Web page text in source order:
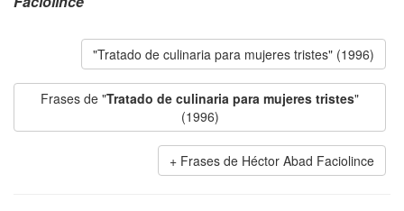
"Tratado de culinaria para mujeres tristes" (1996)
Frases de "Tratado de culinaria para mujeres tristes"
(1996)
Frases de Héctor Abad Faciolince